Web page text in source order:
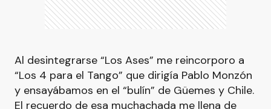
Al desintegrarse “Los Ases” me reincorporo a
“Los 4 para el Tango” que dirigía Pablo Monzón
y ensayábamos en el “bulín” de Güemes y Chile.
El recuerdo de esa muchachada me llena de